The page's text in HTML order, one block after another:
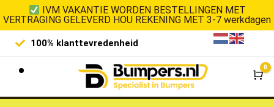
IVM VAKANTIE WORDEN BESTELLINGEN MET
VERTRAGING GELEVERD HOU REKENING MET 3-7 werkdagen
Laagste prijsgarantie De
0